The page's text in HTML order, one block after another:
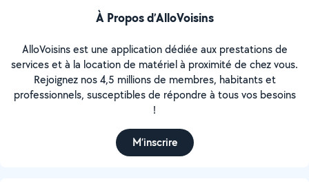
À Propos d’AlloVoisins
AlloVoisins est une application dédiée aux prestations de
services et à la location de matériel à proximité de chez vous.
Rejoignez nos 4,5 millions de membres, habitants et
professionnels, susceptibles de répondre à tous vos besoins
!
M’inscrire